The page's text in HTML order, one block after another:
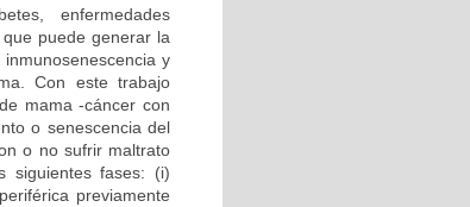
enfermedades
puede generar la
y
Con este trabajo
mama -cáncer con
o senescencia del
o no sufrir maltrato
siguientes fases: (i)
previamente